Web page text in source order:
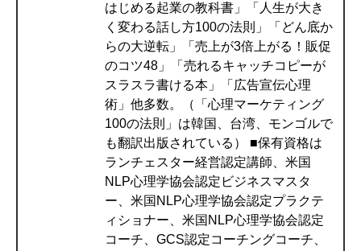
はじめる起業の教科書」「人生が大き
く変わる話し方100の法則」「どん底か
らの大逆転」「売上が3倍上がる！販促
のコツ48」「売れるキャッチコピーが
スラスラ書ける本」「広告宣伝心理
術」他多数。（「心理マーケティング
100の法則」は韓国、台湾、モンゴルで
も翻訳出版されている） ■保有資格は
ランチェスター経営認定講師、米国
NLP心理学協会認定ビジネスマスタ
ー、米国NLP心理学協会認定プラクテ
ィショナー、米国NLP心理学協会認定
コーチ、GCS認定コーチングコーチ、